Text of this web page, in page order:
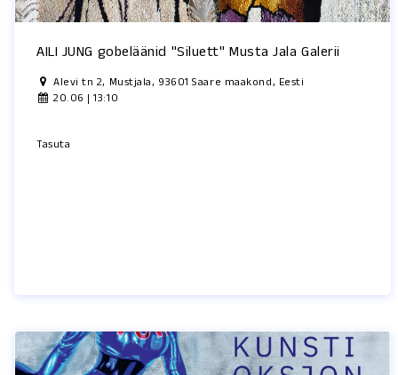
AILI JUNG gobeläänid "Siluett" Musta Jala Galerii
Alevi tn 2, Mustjala, 93601 Saare maakond, Eesti
20.06 | 13:10
Tasuta